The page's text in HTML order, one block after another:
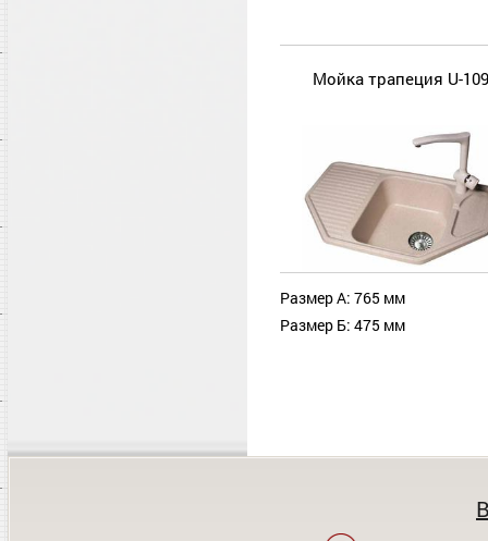
Мойка трапеция U-109
Размер А: 765 мм
Размер Б: 475 мм